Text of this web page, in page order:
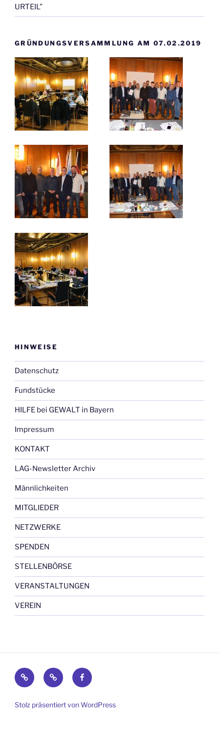
URTEIL”
GRÜNDUNGSVERSAMMLUNG AM 07.02.2019
HINWEISE
Datenschutz
Fundstücke
HILFE bei GEWALT in Bayern
Impressum
KONTAKT
LAG-Newsletter Archiv
Männlichkeiten
MITGLIEDER
NETZWERKE
SPENDEN
STELLENBÖRSE
VERANSTALTUNGEN
VEREIN
ImpressumDatenschutzFacebook
Stolz präsentiert von WordPress